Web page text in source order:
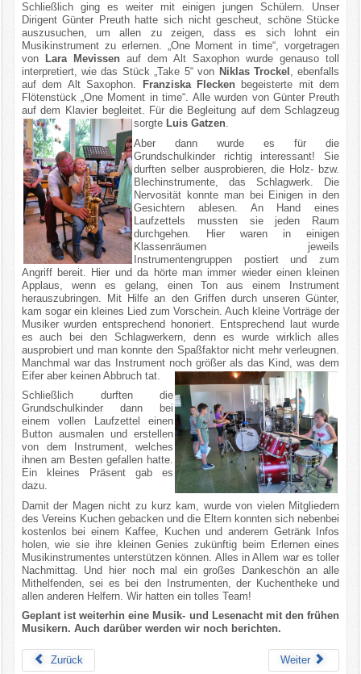
Schließlich ging es weiter mit einigen jungen Schülern. Unser
Dirigent Günter Preuth hatte sich nicht gescheut, schöne Stücke
auszusuchen, um allen zu zeigen, dass es sich lohnt ein
Musikinstrument zu erlernen. „One Moment in time“, vorgetragen
von
Lara Mevissenauf dem Alt Saxophon wurde genauso toll
interpretiert, wie das Stück „Take 5“ von Niklas Trockel , ebenfalls
auf dem Alt Saxophon.
Franziska Fleckenbegeisterte mit dem
Flötenstück „One Moment in time“. Alle wurden von Günter Preuth
auf dem Klavier begleitet. Für die Begleitung auf dem Schlagzeug
sorgte Luis Gatzen.
Aber dann wurde es für die
Grundschulkinder richtig interessant! Sie
durften selber ausprobieren, die Holz- bzw.
Blechinstrumente, das Schlagwerk. Die
Nervosität konnte man bei Einigen in den
Gesichtern ablesen. An Hand eines
Laufzettels mussten sie jeden Raum
durchgehen. Hier waren in einigen
Klassenräumen jeweils
Instrumentengruppen postiert und zum
Angriff bereit. Hier und da hörte man immer wieder einen kleinen
Applaus, wenn es gelang, einen Ton aus einem Instrument
herauszubringen. Mit Hilfe an den Griffen durch unseren Günter,
kam sogar ein kleines Lied zum Vorschein. Auch kleine Vorträge der
Musiker wurden entsprechend honoriert. Entsprechend laut wurde
es auch bei den Schlagwerkern, denn es wurde wirklich alles
ausprobiert und man konnte den Spaßfaktor nicht mehr verleugnen.
Manchmal war das Instrument noch größer als das Kind, was dem
Eifer aber keinen Abbruch tat.
Schließlich durften die
Grundschulkinder dann bei
einem vollen Laufzettel einen
Button ausmalen und erstellen
von dem Instrument, welches
ihnen am Besten gefallen hatte.
Ein kleines Präsent gab es
dazu.
Damit der Magen nicht zu kurz kam, wurde von vielen Mitgliedern
des Vereins Kuchen gebacken und die Eltern konnten sich nebenbei
kostenlos bei einem Kaffee, Kuchen und anderem Getränk Infos
holen, wie sie ihre kleinen Genies zukünftig beim Erlernen eines
Musikinstrumentes unterstützen können. Alles in Allem war es toller
Nachmittag. Und hier noch mal ein großes Dankeschön an alle
Mithelfenden, sei es bei den Instrumenten, der Kuchentheke und
allen anderen Helfern. Wir hatten ein tolles Team!
Geplant ist weiterhin eine Musik- und Lesenacht mit den frühen
Musikern. Auch darüber werden wir noch berichten.
Zurück Weiter